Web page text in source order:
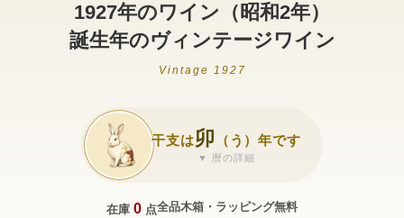
1927年のワイン（昭和2年）
誕生年のヴィンテージワイン
Vintage 1927
干支は卯 （う）年です
▼ 暦の詳細
在庫 0 点全品木箱・ラッピング無料